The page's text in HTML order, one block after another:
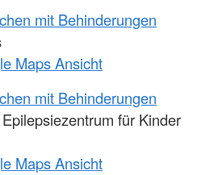
mit Behinderungen
Maps Ansicht
mit Behinderungen
für Kinder
Maps Ansicht